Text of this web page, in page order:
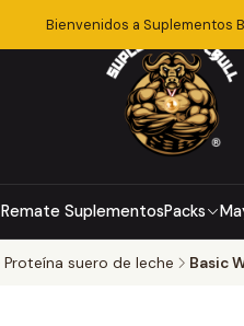
Remate SuplementosPacks
Bienvenidos a Suplementos
Proteína suero de leche Basic